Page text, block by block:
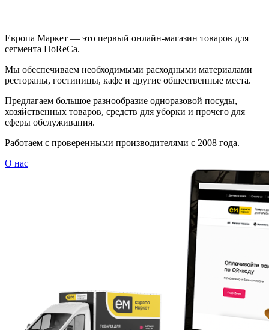
Европа Маркет — это первый онлайн-магазин товаров для
сегмента HoReCa.
Мы обеспечиваем необходимыми расходными материалами
рестораны, гостиницы, кафе и другие общественные места.
Предлагаем большое разнообразие одноразовой посуды,
хозяйственных товаров, средств для уборки и прочего для
сферы обслуживания.
Работаем с проверенными производителями с 2008 года.
О нас